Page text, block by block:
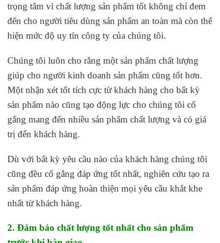
trọng tâm vì chất lượng sản phẩm tốt không chỉ đem
đến cho người tiêu dùng sản phẩm an toàn mà còn thể
hiện mức độ uy tín công ty của chúng tôi.
Chúng tôi luôn cho rằng một sản phẩm chất lượng
giúp cho người kinh doanh sản phẩm cũng tốt hơn.
Một nhận xét tốt tích cực từ khách hàng cho bất kỳ
sản phẩm nào cũng tạo động lực cho chúng tôi cố
gắng mang đến nhiều sản phẩm chất lượng và có giá
trị đến khách hàng.
Dù với bất kỳ yêu cầu nào của khách hàng chúng tôi
cũng đều cố gắng đáp ứng tốt nhất, nghiên cứu tạo ra
sản phẩm đáp ứng hoàn thiện mọi yêu cầu khắt khe
nhất từ khách hàng.
2. Đảm bảo chất lượng tốt nhất cho sản phẩm